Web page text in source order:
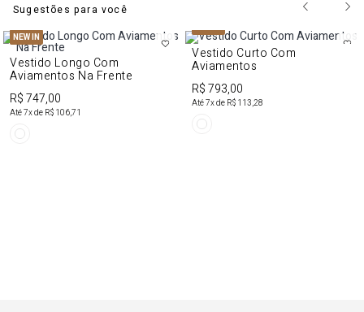
Sugestões para você
NEW IN
Vestido Longo Com
Aviamentos Na Frente
R$ 747,00
Até7x de R$ 106,71
NEW IN
Vestido Curto Com
Aviamentos
R$ 793,00
Até7x de R$ 113,28